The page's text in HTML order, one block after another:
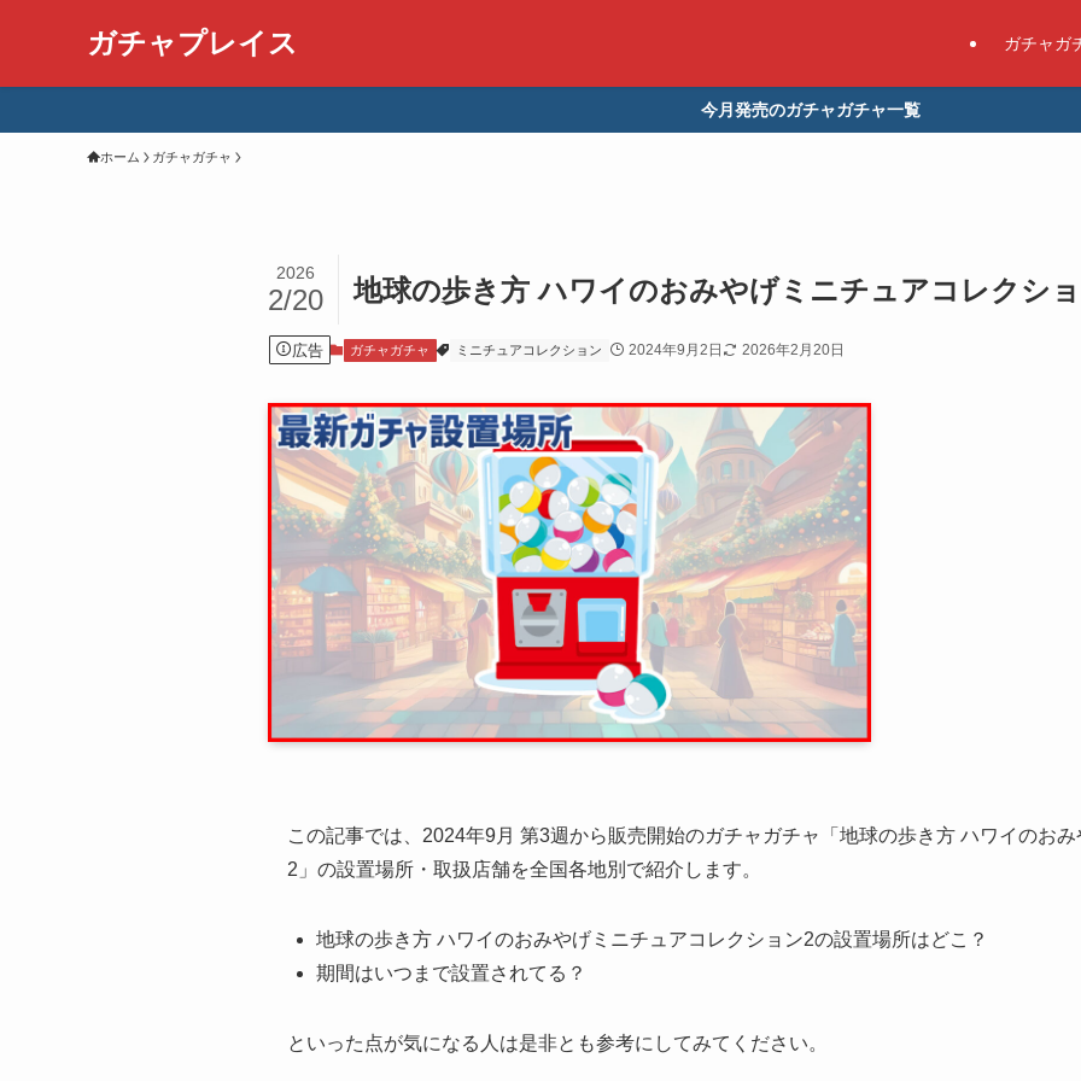
ガチャプレイス ガチャガ
今月発売のガチャガチャ一覧
ホーム ガチャガチャ
地球の歩き方 ハワイのおみやげミニチュアコレクシ
2026
2/20
広告 ガチャガチャ ミニチュアコレクション 2024年9月2日 2026年2月20日
この記事では、2024年9月 第3週から販売開始のガチャガチャ「地球の歩き方 ハワイのお
2」の設置場所・取扱店舗を全国各地別で紹介します。
地球の歩き方 ハワイのおみやげミニチュアコレクション2の設置場所はどこ？
期間はいつまで設置されてる？
といった点が気になる人は是非とも参考にしてみてください。